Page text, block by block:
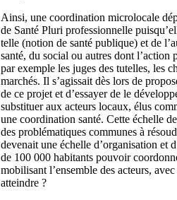
Ainsi, une coordination microlocale
de Santé Pluri professionnelle
telle (notion de santé publique) et de
santé, du social ou autres dont l’action
par exemple les juges des tutelles, les
marchés. Il s’agissait dès lors de
de ce projet et d’essayer de le
substituer aux acteurs locaux, élus
une coordination santé. Cette échelle
des problématiques communes à
devenait une échelle d’organisation et
de 100 000 habitants pouvoir
mobilisant l’ensemble des acteurs,
atteindre ?